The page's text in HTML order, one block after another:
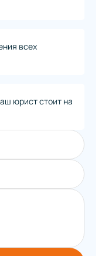
всех
юрист стоит на